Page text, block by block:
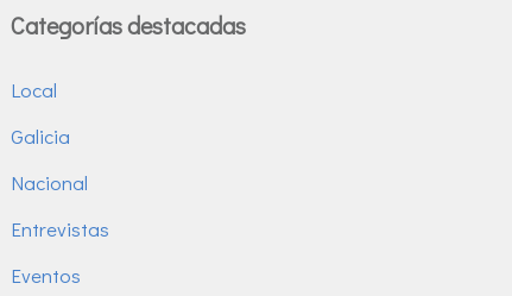
Categorías destacadas
Local
Galicia
Nacional
Entrevistas
Eventos